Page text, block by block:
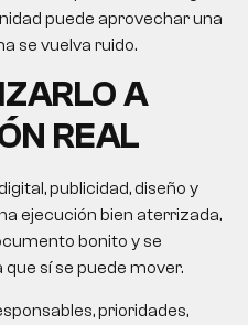
puede aprovechar una
se vuelva ruido.
A
REAL
publicidad, diseño y
ejecución bien aterrizada,
bonito y se
sí se puede mover.
prioridades,